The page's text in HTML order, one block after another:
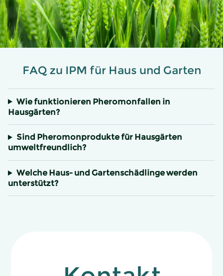
FAQ zu IPM für Haus und Garten
Wie funktionieren Pheromonfallen in
Hausgärten?
Sind Pheromonprodukte für Hausgärten
umweltfreundlich?
Welche Haus- und Gartenschädlinge werden
unterstützt?